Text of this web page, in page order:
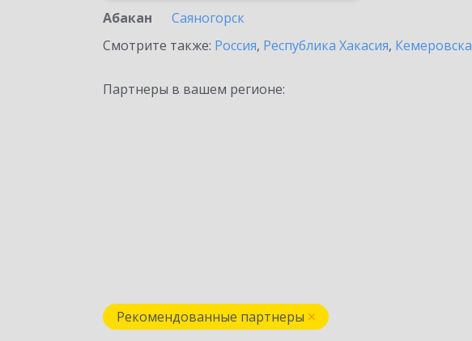
Абакан
Саяногорск
Смотрите также: Россия, Республика Хакасия,
Партнеры в вашем регионе:
Рекомендованные партнеры